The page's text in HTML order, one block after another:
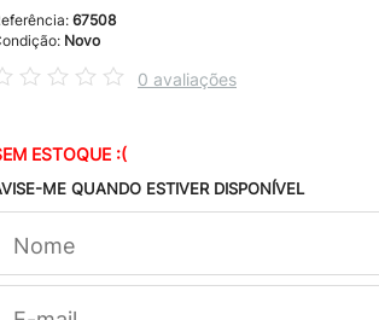
67508
Novo
0 avaliações
ESTOQUE :(
ME QUANDO ESTIVER DISPONÍVEL